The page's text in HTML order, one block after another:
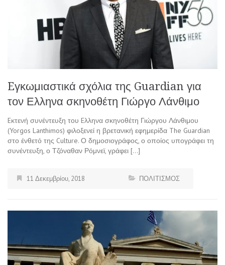
Eγκωμιαστικά σχόλια της Guardian για
τον Ελληνα σκηνοθέτη Γιώργο Λάνθιμο
Eκτενή συνέντευξη του Eλληνα σκηνοθέτη Γιώργου Λάνθιμου
(Yorgos Lanthimos) φιλοξενεί η βρετανική εφημερίδα The Guardian
στο ένθετό της Culture. Ο δημοσιογράφος, ο οποίος υπογράφει τη
συνέντευξη, ο Τζόναθαν Ρόμνεϊ, γράφει […]
11 Δεκεμβρίου, 2018 ΠΟΛΙΤΙΣΜΟΣ